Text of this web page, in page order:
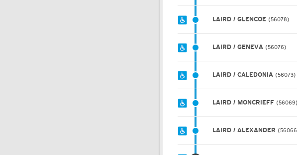
LAIRD / GLENCOE 56078
LAIRD / GENEVA 56076
LAIRD / CALEDONIA 56073
LAIRD / MONCRIEFF 56069
LAIRD / ALEXANDER 56066